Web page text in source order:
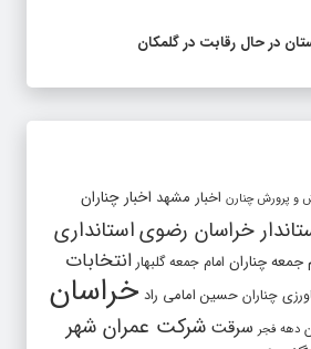
و پرورش چنارن اخبار مشهد اخبار چناران
خراسان رضویاستانداری
جمعه چناران امام جمعه گلبهار انتخابات
چناران حسین امامی راد خراسان
دهه فجر سرقت شرکت عمران شهر